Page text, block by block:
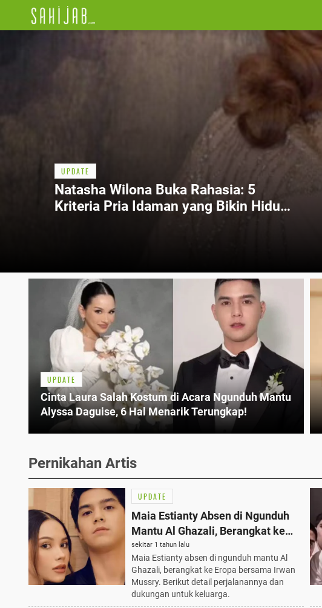
UPDATE
Natasha Wilona Buka Rahasia: 5
Kriteria Pria Idaman yang Bikin Hidup
UPDATE
Cinta Laura Salah Kostum di Acara Ngunduh Mantu
Alyssa Daguise, 6 Hal Menarik Terungkap!
Pernikahan Artis
UPDATE
Maia Estianty Absen di Ngunduh
Mantu Al Ghazali, Berangkat ke
Eropa Bersama Irwan Mussry 2025
sekitar 1 tahun lalu
Maia Estianty absen di ngunduh mantu Al
Ghazali, berangkat ke Eropa bersama Irwan
Mussry. Berikut detail perjalanannya dan
dukungan untuk keluarga.